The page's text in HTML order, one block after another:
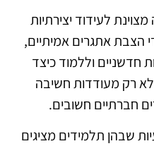
לעידוד יצירתיות
הצבת אתגרים אמיתיים,
חדשניים וללמוד כיצד
לא רק מעודדות חשיבה
חברתיים חשובים.
שבהן תלמידים מציגים